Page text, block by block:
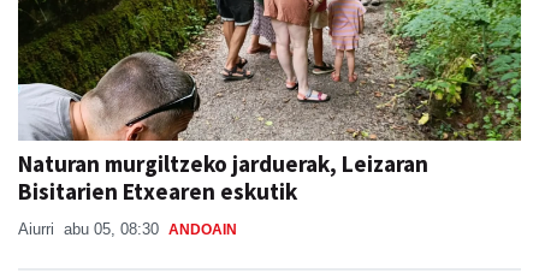
Naturan murgiltzeko jarduerak, Leizaran
Bisitarien Etxearen eskutik
Aiurri abu 05, 08:30 ANDOAIN